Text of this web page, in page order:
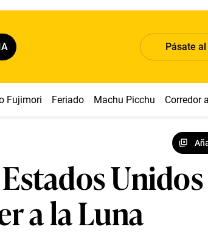
Pásate
Fujimori Feriado Machu Picchu Corredor
a la Luna